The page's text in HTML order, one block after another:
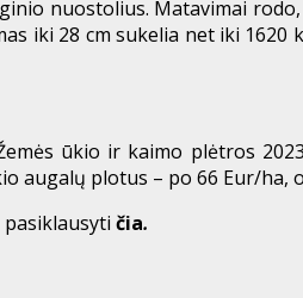
nuostolius. Matavimai
iki 28 cm sukelia net iki
ūkio ir kaimo plėtros
augalų plotus – po 66 Eur/ha,
čia.